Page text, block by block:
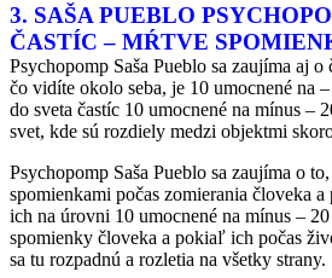
3. SAŠA PUEBLO
ČASTÍC – MŔTVE
Psychopomp Saša Pueblo sa zaujíma aj o
čo vidíte okolo seba, je 10 umocnené na
do sveta častíc 10 umocnené na mínus –
svet, kde sú rozdiely medzi objektmi
Psychopomp Saša Pueblo sa zaujíma o
spomienkami počas zomierania človeka
ich na úrovni 10 umocnené na mínus –
spomienky človeka a pokiaľ ich počas
sa tu rozpadnú a rozletia na všetky strany.